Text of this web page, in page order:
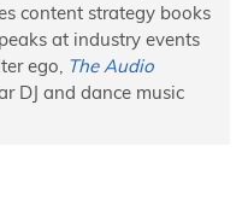
content strategy books
at industry events
ego, The Audio
DJ and dance music